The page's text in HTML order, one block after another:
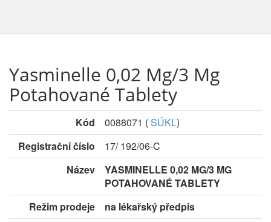
Yasminelle 0,02 Mg/3 Mg
Potahované Tablety
Kód 0088071 (SÚKL)
Registrační číslo
17/ 192/06-C
Název
YASMINELLE 0,02 MG/3 MG
POTAHOVANÉ TABLETY
Režim prodeje
na lékařský předpis